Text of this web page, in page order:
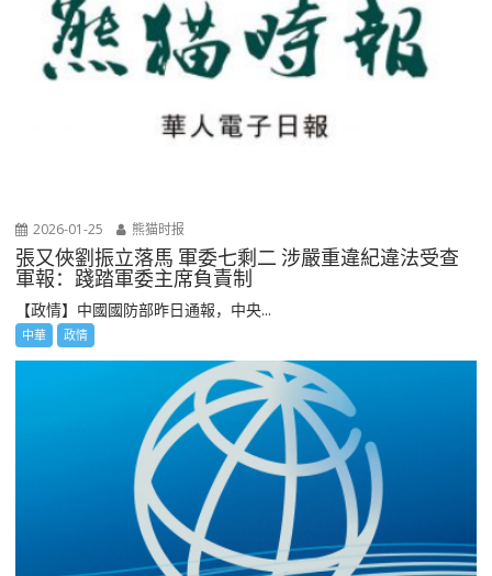
2026-01-25 熊猫时报
張又俠劉振立落馬 軍委七剩二 涉嚴重違紀違法受查
軍報：踐踏軍委主席負責制
【政情】中國國防部昨日通報，中央...
中華 政情